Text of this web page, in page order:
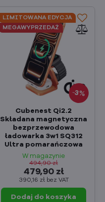
3%
LIMITOWANA EDYCJA
MEGAWYPRZEDAŻ
Cubenest Qi2.2
Składana magnetyczna
bezprzewodowa
ładowarka 3w1 SQ312
Ultra pomarańczowa
W magazynie
479,90 zł
390,16 zł bez VAT
494,90 zł
Dodaj do koszyka